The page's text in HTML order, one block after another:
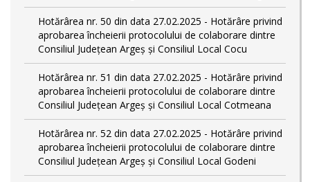
Hotărârea nr. 50 din data 27.02.2025 - Hotărâre privind
aprobarea încheierii protocolului de colaborare dintre
Consiliul Județean Argeș și Consiliul Local Cocu
Hotărârea nr. 51 din data 27.02.2025 - Hotărâre privind
aprobarea încheierii protocolului de colaborare dintre
Consiliul Județean Argeș și Consiliul Local Cotmeana
Hotărârea nr. 52 din data 27.02.2025 - Hotărâre privind
aprobarea încheierii protocolului de colaborare dintre
Consiliul Județean Argeș și Consiliul Local Godeni